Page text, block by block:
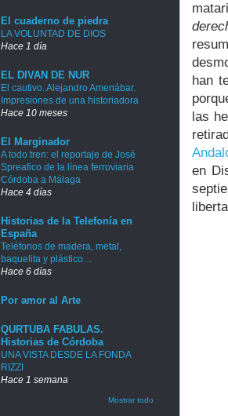
han
las
en
El cuaderno de piedra
LA VOLUNTAD DE DIOS
Hace 1 día
EL DIVAN DE NUR
El cautivo. Alejandro Amenábar.
Impresiones de una historiadora
Hace 10 meses
El Marginador
A todo tren: el reportaje de José
Spreafico de la línea ferroviaria
Córdoba a Málaga
Hace 4 días
Historias de la Telefonía en
España
Teléfonos de madera, metal,
baquelita y plástico…
Hace 6 días
Por amor al Arte
QURTUBA FABULAS.
Historias de Córdoba
UNA VISTA DESDE LA FONDA
RIZZI
Hace 1 semana
Mostrar todo